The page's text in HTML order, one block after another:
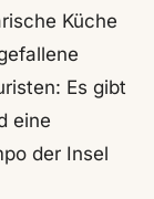
Küche
Es gibt
eine
der Insel